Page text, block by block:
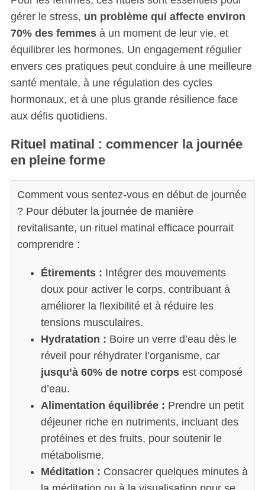
gérer le stress, un problème qui affecte environ
70% des femmesà un moment de leur vie, et
équilibrer les hormones. Un engagement régulier
envers ces pratiques peut conduire à une meilleure
santé mentale, à une régulation des cycles
hormonaux, et à une plus grande résilience face
aux défis quotidiens.
Rituel matinal : commencer la journée
en pleine forme
Comment vous sentez-vous en début de journée
? Pour débuter la journée de manière
revitalisante, un rituel matinal efficace pourrait
comprendre :
Étirements : Intégrer des mouvements
doux pour activer le corps, contribuant à
améliorer la flexibilité et à réduire les
tensions musculaires.
Hydratation : Boire un verre d’eau dès le
réveil pour réhydrater l’organisme, car
jusqu’à 60% de notre corpsest composé
d’eau.
Alimentation équilibrée : Prendre un petit
déjeuner riche en nutriments, incluant des
protéines et des fruits, pour soutenir le
métabolisme.
Méditation : Consacrer quelques minutes à